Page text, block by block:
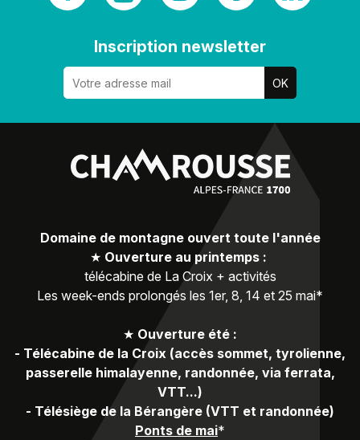
Inscription newsletter
Domaine de montagne ouvert toute l'année
★ Ouverture au printemps :
télécabine de La Croix + activités
Les week-ends prolongés les 1er, 8, 14 et 25 mai*
★ Ouverture été :
- Télécabine de la Croix (accès sommet, tyrolienne,
passerelle himalayenne, randonnée, via ferrata,
VTT...)
- Télésiège de la Bérangère (VTT et randonnée)
Ponts de mai*